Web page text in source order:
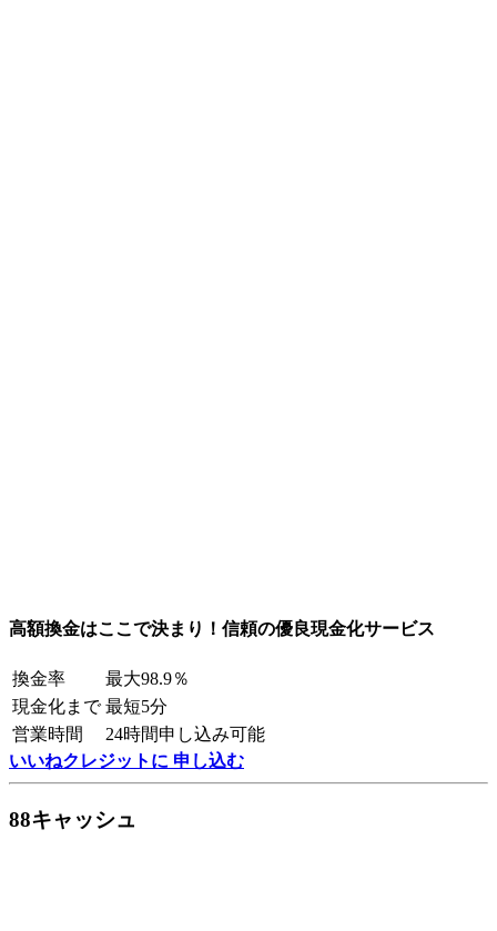
高額換金はここで決まり！信頼の優良現金化サービス
換金率
最大98.9％
現金化まで 最短5分
営業時間
24時間申し込み可能
いいねクレジットに 申し込む
88キャッシュ